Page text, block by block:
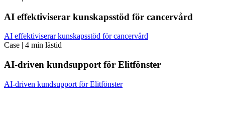
AI effektiviserar kunskapsstöd för cancervård
AI effektiviserar kunskapsstöd för cancervård
Case | 4 min lästid
AI-driven kundsupport för Elitfönster
AI-driven kundsupport för Elitfönster